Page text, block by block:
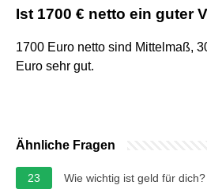
Ist 1700 € netto ein guter
1700 Euro netto sind Mittelmaß,
Euro sehr gut.
Ähnliche Fragen
23 Wie wichtig ist geld für dich?